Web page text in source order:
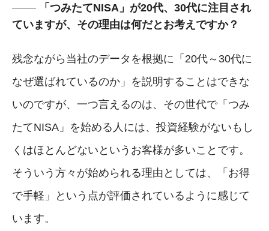
「つみたてNISA」が20代、30代に注目され
ていますが、その理由は何だとお考えですか？
残念ながら当社のデータを根拠に「20代～30代に
なぜ選ばれているのか」を説明することはできな
いのですが、一つ言えるのは、その世代で「つみ
たてNISA」を始める人には、投資経験がないもし
くはほとんどないというお客様が多いことです。
そういう方々が始められる理由としては、「お得
で手軽」という点が評価されているように感じて
います。